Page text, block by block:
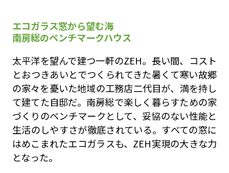
エコガラス窓から望む海
南房総のベンチマークハウス
太平洋を望んで建つ一軒のZEH。長い間、コスト
とおつきあいとでつくられてきた暑くて寒い故郷
の家々を憂いた地域の工務店二代目が、満を持し
て建てた自邸だ。南房総で楽しく暮らすための家
づくりのベンチマークとして、妥協のない性能と
生活のしやすさが徹底されている。すべての窓に
はめこまれたエコガラスも、ZEH実現の大きな力
となった。